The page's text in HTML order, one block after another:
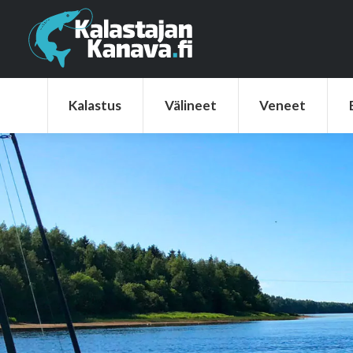
Kalastus Välineet Veneet
Kalastus Välineet